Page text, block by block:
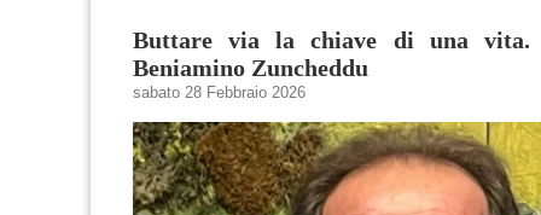
Buttare via la chiave di una vita.
Beniamino Zuncheddu
sabato 28 Febbraio 2026